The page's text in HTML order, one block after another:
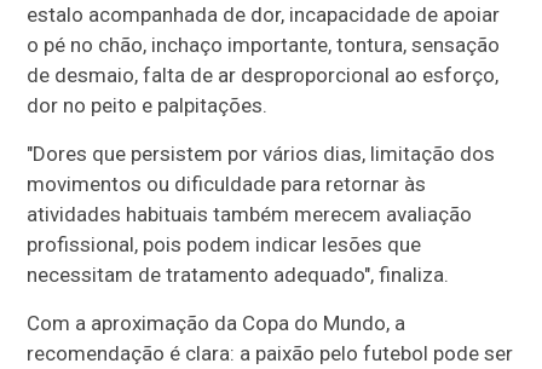
estalo acompanhada de dor, incapacidade de apoiar
o pé no chão, inchaço importante, tontura, sensação
de desmaio, falta de ar desproporcional ao esforço,
dor no peito e palpitações.
"Dores que persistem por vários dias, limitação dos
movimentos ou dificuldade para retornar às
atividades habituais também merecem avaliação
profissional, pois podem indicar lesões que
necessitam de tratamento adequado", finaliza.
Com a aproximação da Copa do Mundo, a
recomendação é clara: a paixão pelo futebol pode ser